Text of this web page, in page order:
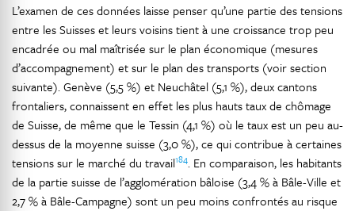
L’examen de ces données laisse penser qu’une partie des tensions
entre les Suisses et leurs voisins tient à une croissance trop peu
encadrée ou mal maîtrisée sur le plan économique (mesures
d’accompagnement) et sur le plan des transports (voir section
suivante). Genève (5,5 %) et Neuchâtel (5,1 %), deux cantons
frontaliers, connaissent en effet les plus hauts taux de chômage
de Suisse, de même que le Tessin (4,1 %) où le taux est un peu au-
dessus de la moyenne suisse (3,0 %), ce qui contribue à certaines
tensions sur le marché du travail184. En comparaison, les habitants
de la partie suisse de l’agglomération bâloise (3,4 % à Bâle-Ville et
2,7 % à Bâle-Campagne) sont un peu moins confrontés au risque